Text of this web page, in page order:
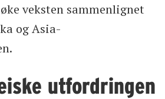
veksten sammenlignet
og Asia-
utfordringen